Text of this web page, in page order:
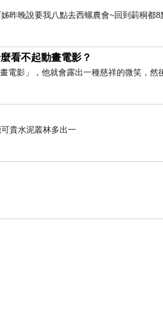
昨晚說要我八點去西螺農會~回到莿桐都8
看不起動畫電影？
電影」，他就會露出一種慈祥的微笑，然
貴水泥叢林多出一